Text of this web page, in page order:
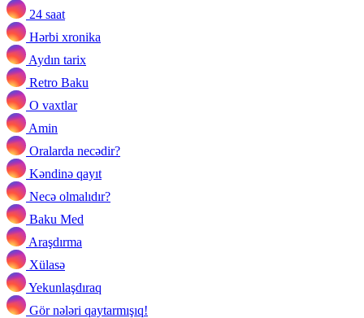
24 saat
Hərbi xronika
Aydın tarix
Retro Baku
O vaxtlar
Amin
Oralarda necədir?
Kəndinə qayıt
Necə olmalıdır?
Baku Med
Araşdırma
Xülasə
Yekunlaşdıraq
Gör nələri qaytarmışıq!